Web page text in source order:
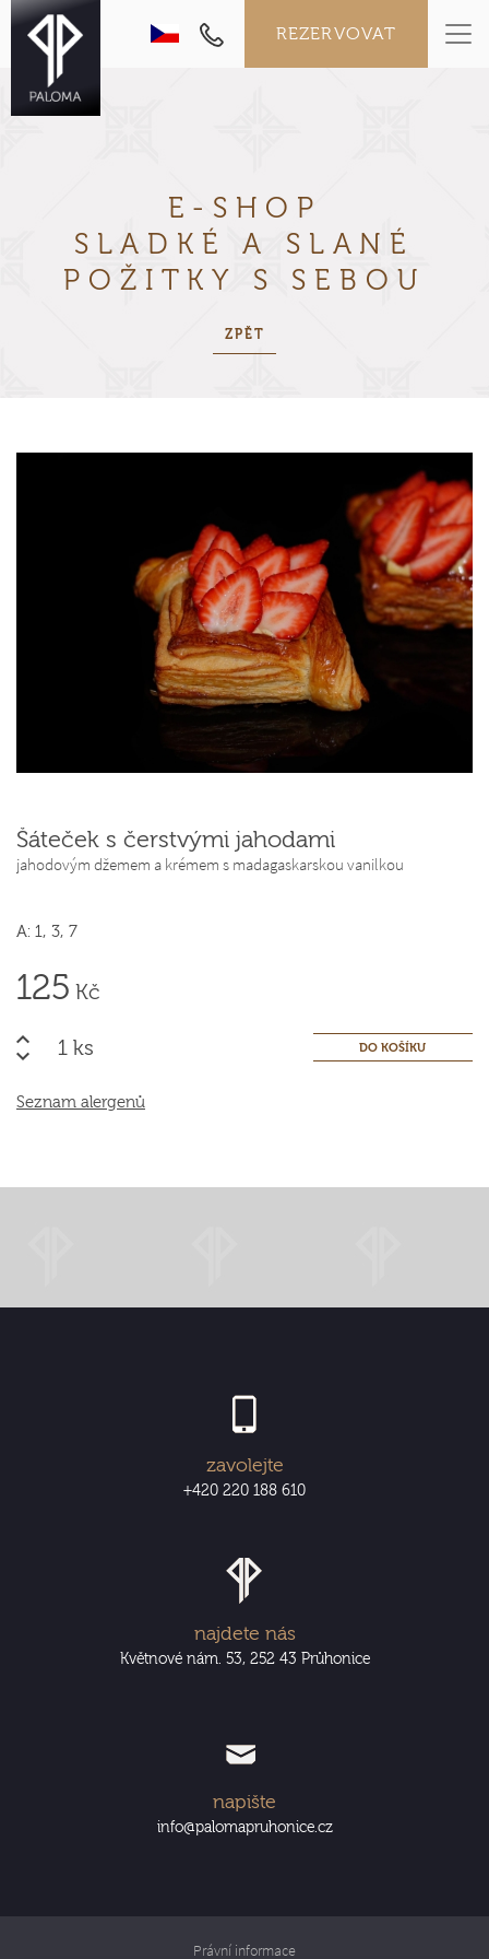
REZERVOVAT
E-SHOP
SLADKÉ A SLANÉ
POŽITKY S SEBOU
ZPĚT
Šáteček s čerstvými jahodami
jahodovým džemem a krémem s madagaskarskou vanilkou
A: 1, 3, 7
125 Kč
ks
Seznam alergenů
zavolejte
+420 220 188 610
najdete nás
Květnové nám. 53, 252 43 Průhonice
napište
info@palomapruhonice.cz
Právní informace